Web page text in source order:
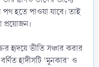
পথ হতে পাওয়া যাবে। তাই
হৃদয়ে ভীতি সঞ্চার করার
হাদীসটি ‘মুনকার’ ও